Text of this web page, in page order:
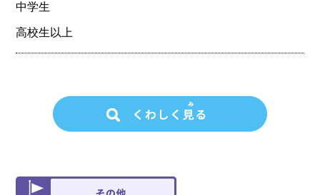
中学生
高校生以上